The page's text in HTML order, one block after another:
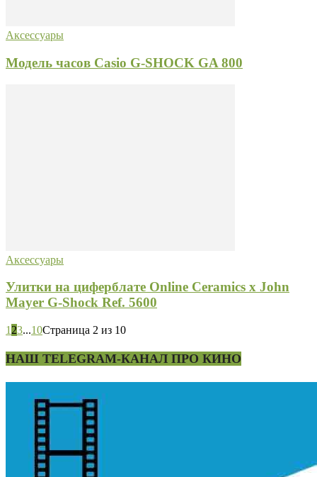
Аксессуары
Модель часов Casio G-SHOCK GA 800
Аксессуары
Улитки на циферблате Online Ceramics x John
Mayer G-Shock Ref. 5600
1 23...10Страница 2 из 10
НАШ TELEGRAM-КАНАЛ ПРО КИНО